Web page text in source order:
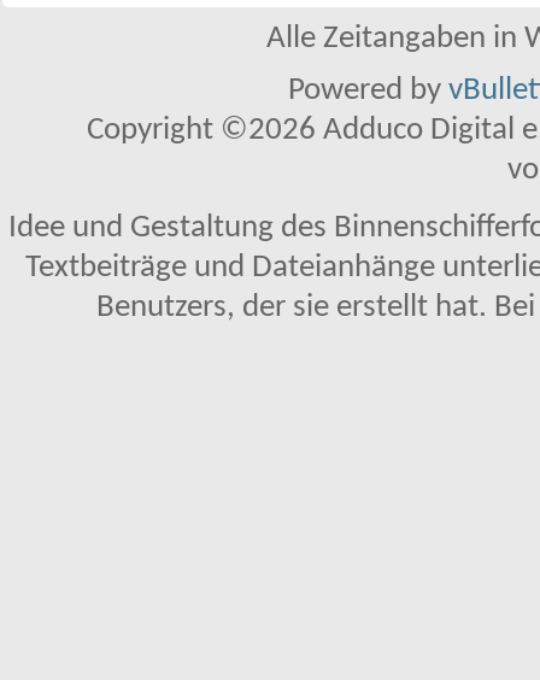
Alle Zeitangaben in
Powered by
Copyright ©2026 Adduco Digital
Idee und Gestaltung des
Textbeiträge und Dateianhänge
Benutzers, der sie erstellt hat.